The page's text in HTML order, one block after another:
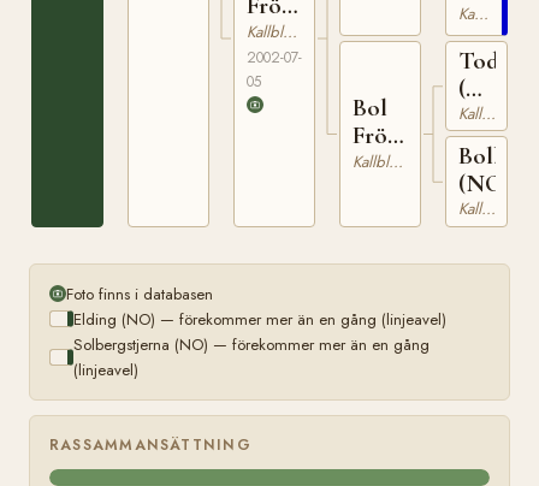
(NO)
Kallblodig Travare
2002-07-
05
Bol
Fröya
(NO)
Kallblodig Travare
Kallblodig Travare
Toddy
(NO)
N
2146
Kallblodig Travare
(NO)
Kallblodig Travare
Foto finns i databasen
Elding (NO) — förekommer mer än en gång (linjeavel)
Solbergstjerna (NO) — förekommer mer än en gång
(linjeavel)
RASSAMMANSÄTTNING